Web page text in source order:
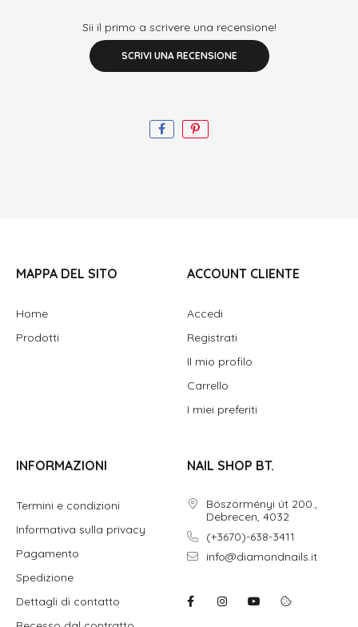
Sii il primo a scrivere una recensione!
SCRIVI UNA RECENSIONE
MAPPA DEL SITO
Home
Prodotti
ACCOUNT CLIENTE
Accedi
Registrati
Il mio profilo
Carrello
I miei preferiti
INFORMAZIONI
Termini e condizioni
Informativa sulla privacy
Pagamento
Spedizione
Dettagli di contatto
NAIL SHOP BT.
Böszörményi út 200.,
Debrecen, 4032
(+3670)-638-3411
info@diamondnails.it